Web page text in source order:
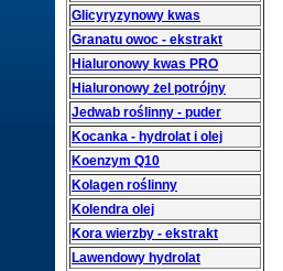
Glicyryzynowy kwas
Granatu owoc - ekstrakt
Hialuronowy kwas PRO
Hialuronowy żel potrójny
Jedwab roślinny - puder
Kocanka - hydrolat i olej
Koenzym Q10
Kolagen roślinny
Kolendra olej
Kora wierzby - ekstrakt
Lawendowy hydrolat